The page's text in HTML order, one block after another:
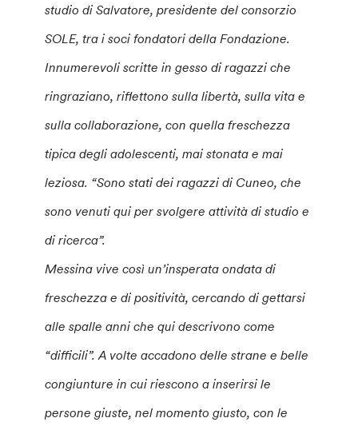
studio di Salvatore, presidente del consorzio
SOLE, tra i soci fondatori della Fondazione.
Innumerevoli scritte in gesso di ragazzi che
ringraziano, riflettono sulla libertà, sulla vita e
sulla collaborazione, con quella freschezza
tipica degli adolescenti, mai stonata e mai
leziosa. “Sono stati dei ragazzi di Cuneo, che
sono venuti qui per svolgere attività di studio e
di ricerca”.
Messina vive così un’insperata ondata di
freschezza e di positività, cercando di gettarsi
alle spalle anni che qui descrivono come
“difficili”. A volte accadono delle strane e belle
congiunture in cui riescono a inserirsi le
persone giuste, nel momento giusto, con le